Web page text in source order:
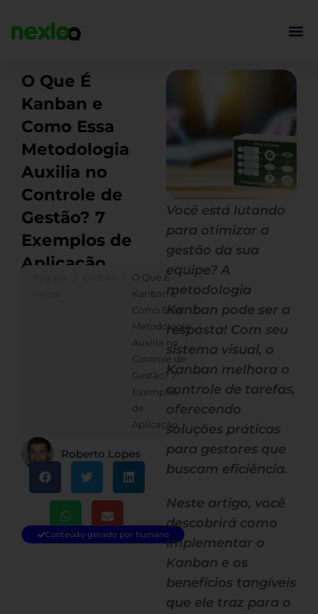
para
O Que É
Kanban e
Como Essa
Metodologia
Auxilia no
Controle de
Gestão? 7
Exemplos de
Aplicação
O Que É
Kanban e
Como Essa
Metodologia
Auxilia no
Controle de
Gestão? 7
Exemplos
de
Aplicação
Roberto Lopes
Conteúdo gerado por humano
Você está lutando
para otimizar a
gestão da sua
equipe? A
metodologia
Kanban pode ser a
resposta! Com seu
sistema visual, o
Kanban melhora o
controle de tarefas,
oferecendo
soluções práticas
para gestores que
buscam eficiência.
Neste artigo, você
descobrirá como
implementar o
Kanban e os
benefícios tangíveis
que ele traz para o